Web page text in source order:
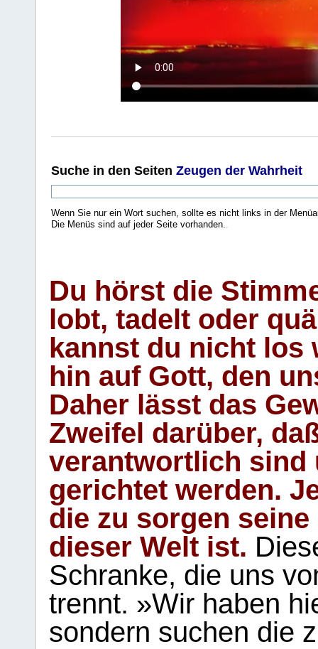
Suche in den Seiten Zeugen der Wahrheit
Wenn Sie nur ein Wort suchen, sollte es nicht links in der
Die Menüs sind auf jeder Seite vorhanden..
Du hörst die
lobt, tadelt oder
kannst du nicht los
hin auf Gott, den
Daher lässt das
Zweifel darüber,
verantwortlich sind
gerichtet werden.
die zu sorgen
dieser Welt ist.
Schranke, die uns
trennt. »Wir haben
sondern suchen die